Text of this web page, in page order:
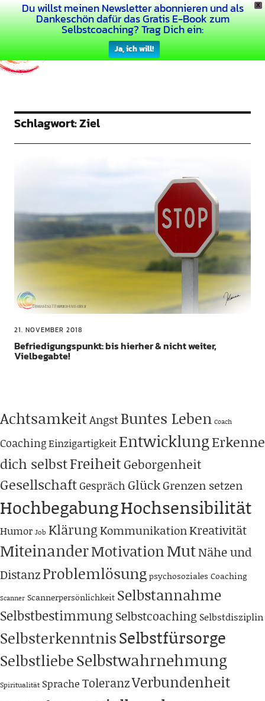
X
Du willst meinen Newsletter abonnieren und als
Dankeschön dafür das Gratis E-Book zum
Selbstcoaching? Trag Dich ein:
Ja, ich will!
Dein Buntes Leben
Schlagwort:Ziel
21. NOVEMBER 2018
Befriedigungspunkt: bis hierher & nicht weiter,
Vielbegabte!
AchtsamkeitAngstBuntes Leben Coach
CoachingEinzigartigkeit EntwicklungErkenne
dich selbstFreiheit Geborgenheit
GesellschaftGespräch GlückGrenzen setzen
HochbegabungHochsensibilität
Humor Job KlärungKommunikationKreativität
MiteinanderMotivationMutNähe und
DistanzProblemlösungpsychosoziales Coaching
Scanner Scannerpersönlichkeit Selbstannahme
Selbstbestimmung Selbstcoaching Selbstdisziplin
SelbsterkenntnisSelbstfürsorge
SelbstliebeSelbstwahrnehmung
Spiritualität Sprache ToleranzVerbundenheit